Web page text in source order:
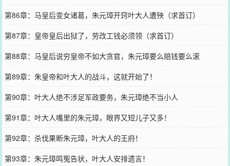
第86章：马皇后变女诸葛，朱元璋开窍叶大人遭殃（求首订）
第87章：皇帝皇后出狱了，劳改工钱必须领（求首订）
第88章：马皇后说穷皇帝不如大贪官，朱元璋要么赔钱要么滚
第89章：朱皇帝和叶大人的战斗，这就开始了！
第90章：叶大人绝不涉足军政要务，朱元璋绝不当小人
第91章：叶大人嘴里的朱元璋，眼界又短儿子又多！
第92章：杀伐果断朱元璋，叶大人的王府！
第93章：朱元璋鸣冤告状，叶大人安排遗言！